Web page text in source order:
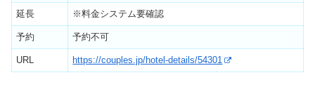
延長 ※料金システム要確認
予約 予約不可
URL https://couples.jp/hotel-details/54301